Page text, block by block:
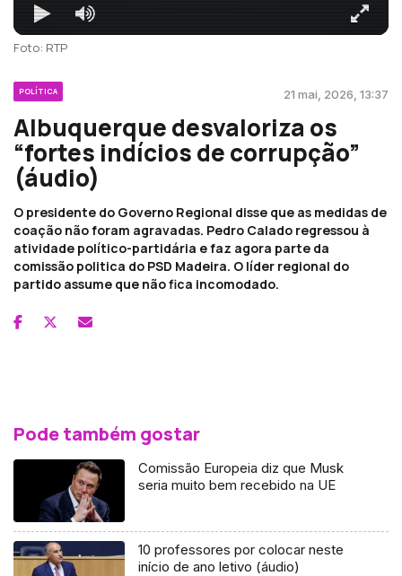
Foto: RTP
POLÍTICA 21 mai, 2026, 13:37
Albuquerque desvaloriza os
“fortes indícios de corrupção”
(áudio)
O presidente do Governo Regional disse que as medidas de
coação não foram agravadas. Pedro Calado regressou à
atividade político-partidária e faz agora parte da
comissão politica do PSD Madeira. O líder regional do
partido assume que não fica incomodado.
Pode também gostar
Comissão Europeia diz que Musk
seria muito bem recebido na UE
10 professores por colocar neste
início de ano letivo (áudio)